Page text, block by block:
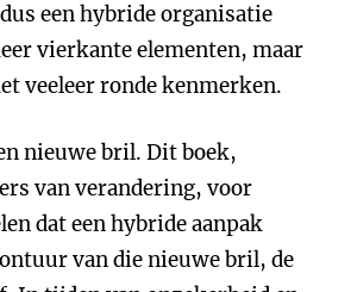
een hybride organisatie
vierkante elementen, maar
veeleer ronde kenmerken.
nieuwe bril. Dit boek,
van verandering, voor
dat een hybride aanpak
van die nieuwe bril, de